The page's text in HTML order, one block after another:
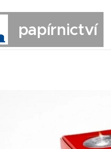
papírnictví